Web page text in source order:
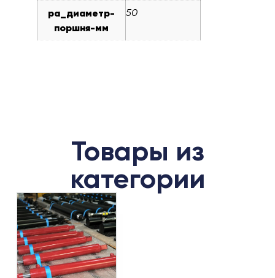
pa_диаметр-
поршня-мм
50
Товары из
категории